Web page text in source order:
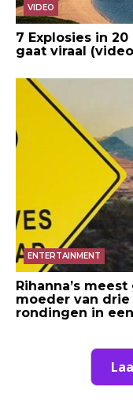
VIDEO
7 Explosies in
gaat viraal
ENTERTAINMENT
Rihanna’s
moeder van
rondingen in